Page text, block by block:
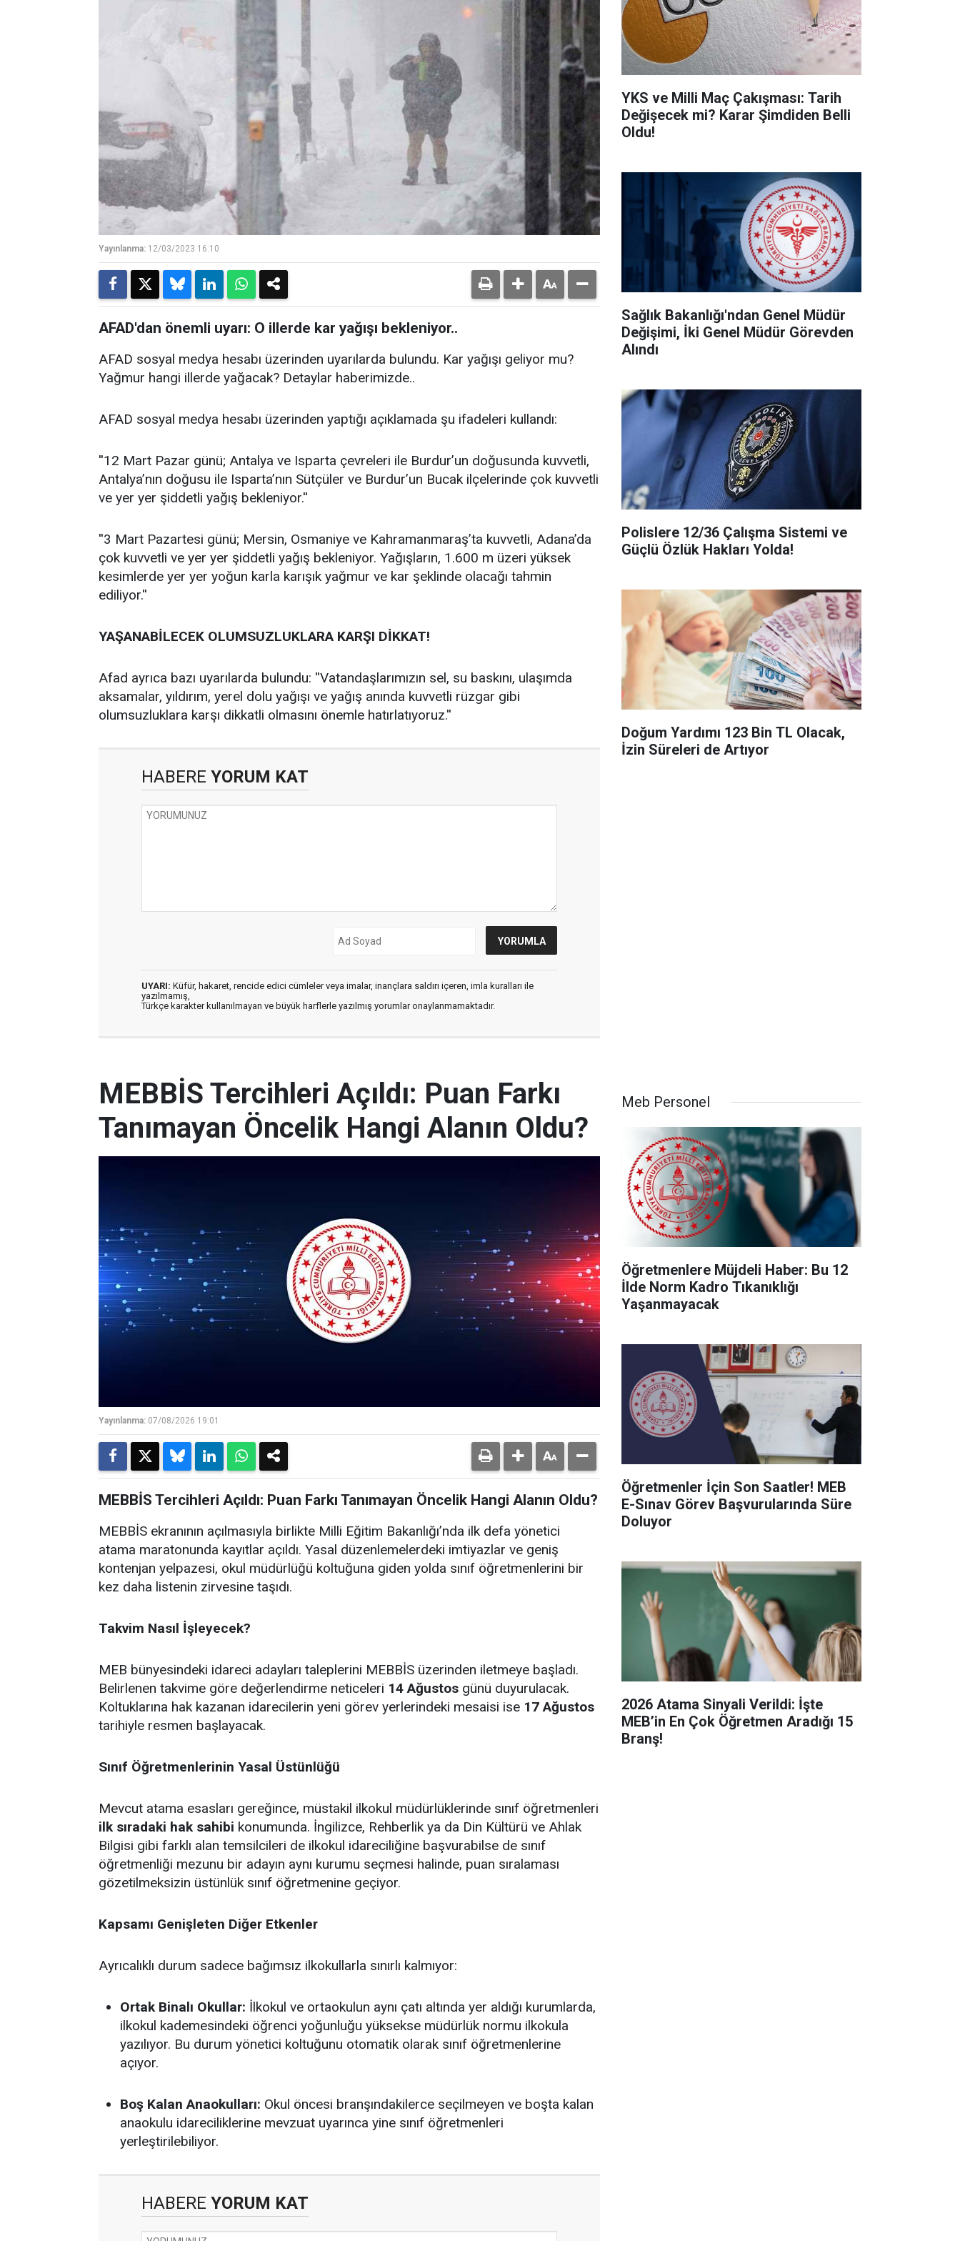
Yayınlanma: 12/03/2023 16:10
AFAD'dan önemli uyarı: O illerde kar yağışı bekleniyor..
AFAD sosyal medya hesabı üzerinden uyarılarda bulundu. Kar yağışı geliyor mu?
Yağmur hangi illerde yağacak? Detaylar haberimizde..
AFAD sosyal medya hesabı üzerinden yaptığı açıklamada şu ifadeleri kullandı:
''12 Mart Pazar günü; Antalya ve Isparta çevreleri ile Burdur’un doğusunda kuvvetli,
Antalya’nın doğusu ile Isparta’nın Sütçüler ve Burdur’un Bucak ilçelerinde çok kuvvetli
ve yer yer şiddetli yağış bekleniyor.''
''3 Mart Pazartesi günü; Mersin, Osmaniye ve Kahramanmaraş’ta kuvvetli, Adana’da
çok kuvvetli ve yer yer şiddetli yağış bekleniyor. Yağışların, 1.600 m üzeri yüksek
kesimlerde yer yer yoğun karla karışık yağmur ve kar şeklinde olacağı tahmin
ediliyor.''
YAŞANABİLECEK OLUMSUZLUKLARA KARŞI DİKKAT!
Afad ayrıca bazı uyarılarda bulundu: ''Vatandaşlarımızın sel, su baskını, ulaşımda
aksamalar, yıldırım, yerel dolu yağışı ve yağış anında kuvvetli rüzgar gibi
olumsuzluklara karşı dikkatli olmasını önemle hatırlatıyoruz.''
HABERE YORUM KAT
UYARI: Küfür, hakaret, rencide edici cümleler veya imalar, inançlara saldırı içeren, imla kuralları ile
yazılmamış,
Türkçe karakter kullanılmayan ve büyük harflerle yazılmış yorumlar onaylanmamaktadır.
YKS ve Milli Maç Çakışması: Tarih
Değişecek mi? Karar Şimdiden Belli
Oldu!
Sağlık Bakanlığı'ndan Genel Müdür
Değişimi, İki Genel Müdür Görevden
Alındı
Polislere 12/36 Çalışma Sistemi ve
Güçlü Özlük Hakları Yolda!
Doğum Yardımı 123 Bin TL Olacak,
İzin Süreleri de Artıyor
MEBBİS Tercihleri Açıldı: Puan Farkı
Tanımayan Öncelik Hangi Alanın Oldu?
Yayınlanma: 07/08/2026 19:01
MEBBİS Tercihleri Açıldı: Puan Farkı Tanımayan Öncelik Hangi Alanın Oldu?
MEBBİS ekranının açılmasıyla birlikte Milli Eğitim Bakanlığı’nda ilk defa yönetici
atama maratonunda kayıtlar açıldı. Yasal düzenlemelerdeki imtiyazlar ve geniş
kontenjan yelpazesi, okul müdürlüğü koltuğuna giden yolda sınıf öğretmenlerini bir
kez daha listenin zirvesine taşıdı.
Takvim Nasıl İşleyecek?
MEB bünyesindeki idareci adayları taleplerini MEBBİS üzerinden iletmeye başladı.
Belirlenen takvime göre değerlendirme neticeleri 14 Ağustos günü duyurulacak.
Koltuklarına hak kazanan idarecilerin yeni görev yerlerindeki mesaisi ise 17 Ağustos
tarihiyle resmen başlayacak.
Sınıf Öğretmenlerinin Yasal Üstünlüğü
Mevcut atama esasları gereğince, müstakil ilkokul müdürlüklerinde sınıf öğretmenleri
ilk sıradaki hak sahibi konumunda. İngilizce, Rehberlik ya da Din Kültürü ve Ahlak
Bilgisi gibi farklı alan temsilcileri de ilkokul idareciliğine başvurabilse de sınıf
öğretmenliği mezunu bir adayın aynı kurumu seçmesi halinde, puan sıralaması
gözetilmeksizin üstünlük sınıf öğretmenine geçiyor.
Kapsamı Genişleten Diğer Etkenler
Ayrıcalıklı durum sadece bağımsız ilkokullarla sınırlı kalmıyor:
Ortak Binalı Okullar: İlkokul ve ortaokulun aynı çatı altında yer aldığı kurumlarda,
ilkokul kademesindeki öğrenci yoğunluğu yüksekse müdürlük normu ilkokula
yazılıyor. Bu durum yönetici koltuğunu otomatik olarak sınıf öğretmenlerine
açıyor.
Boş Kalan Anaokulları: Okul öncesi branşındakilerce seçilmeyen ve boşta kalan
anaokulu idareciliklerine mevzuat uyarınca yine sınıf öğretmenleri
yerleştirilebiliyor.
HABERE YORUM KAT
Meb Personel
Öğretmenlere Müjdeli Haber: Bu 12
İlde Norm Kadro Tıkanıklığı
Yaşanmayacak
Öğretmenler İçin Son Saatler! MEB
E-Sınav Görev Başvurularında Süre
Doluyor
2026 Atama Sinyali Verildi: İşte
MEB’in En Çok Öğretmen Aradığı 15
Branş!